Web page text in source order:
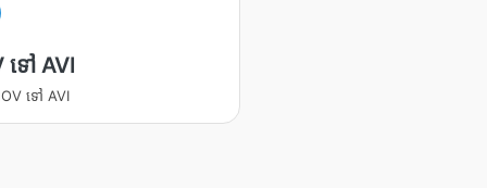
ទៅ AVI
ទៅ AVI